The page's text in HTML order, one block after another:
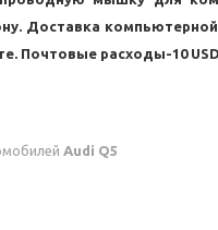
Доставка
Почтовые расходы-10USD
Audi Q5